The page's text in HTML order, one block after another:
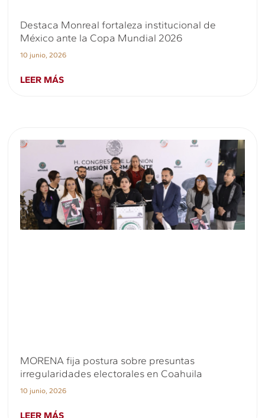
Destaca Monreal fortaleza institucional de
México ante la Copa Mundial 2026
10 junio, 2026
LEER MÁS
MORENA fija postura sobre presuntas
irregularidades electorales en Coahuila
10 junio, 2026
LEER MÁS